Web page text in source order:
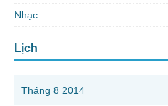
Nhạc
Lịch
Tháng 8 2014